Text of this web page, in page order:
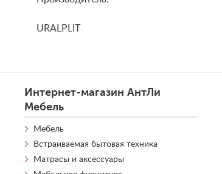
URALPLIT
Интернет-магазин АнтЛи
Мебель
Мебель
Встраиваемая бытовая техника
Матрасы и аксессуары